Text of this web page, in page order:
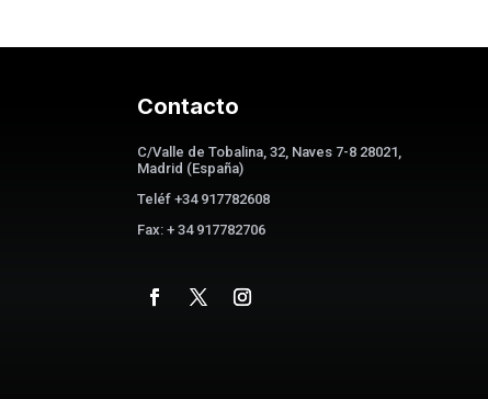
Contacto
C/Valle de Tobalina, 32, Naves 7-8 28021,
Madrid (España)
Teléf +34 917782608
Fax: + 34 917782706